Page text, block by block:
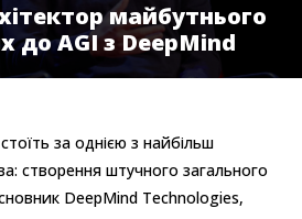
майбутнього
AGI з DeepMind
за однією з найбільш
створення штучного загального
DeepMind Technologies,